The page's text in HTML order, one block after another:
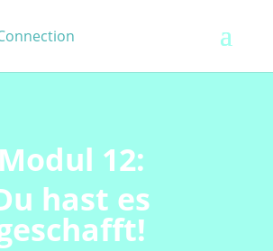
Modul 12:
hast es